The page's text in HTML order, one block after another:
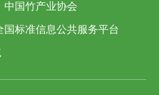
中国竹产业协会
国标准信息公共服务平台